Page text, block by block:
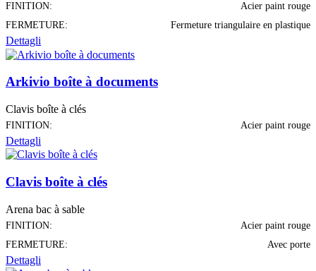
FINITION:
Acier paint rouge
FERMETURE:
Fermeture triangulaire en plastique
Dettagli
Arkivio boîte à documents
Clavis boîte à clés
FINITION: Acier paint rouge
Dettagli
Clavis boîte à clés
Arena bac à sable
FINITION:
Acier paint rouge
FERMETURE:
Avec porte
Dettagli